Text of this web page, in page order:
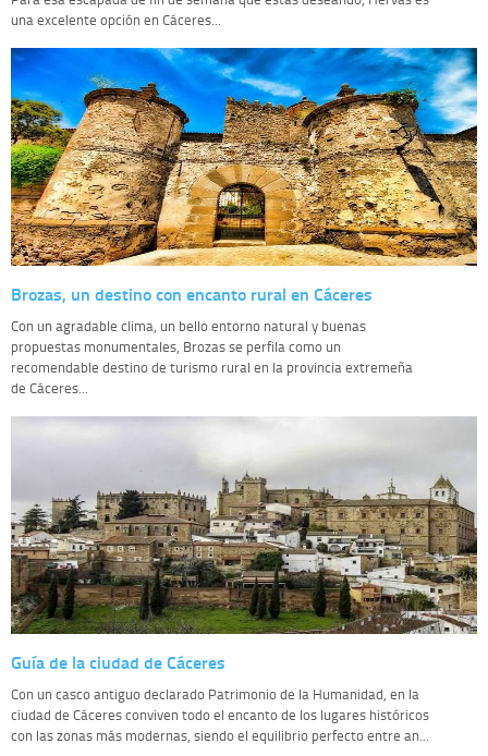
una excelente opción en Cáceres...
Brozas, un destino con encanto rural en Cáceres
Con un agradable clima, un bello entorno natural y buenas
propuestas monumentales, Brozas se perfila como un
recomendable destino de turismo rural en la provincia extremeña
de Cáceres...
Guía de la ciudad de Cáceres
Con un casco antiguo declarado Patrimonio de la Humanidad, en la
ciudad de Cáceres conviven todo el encanto de los lugares históricos
con las zonas más modernas, siendo el equilibrio perfecto entre an...